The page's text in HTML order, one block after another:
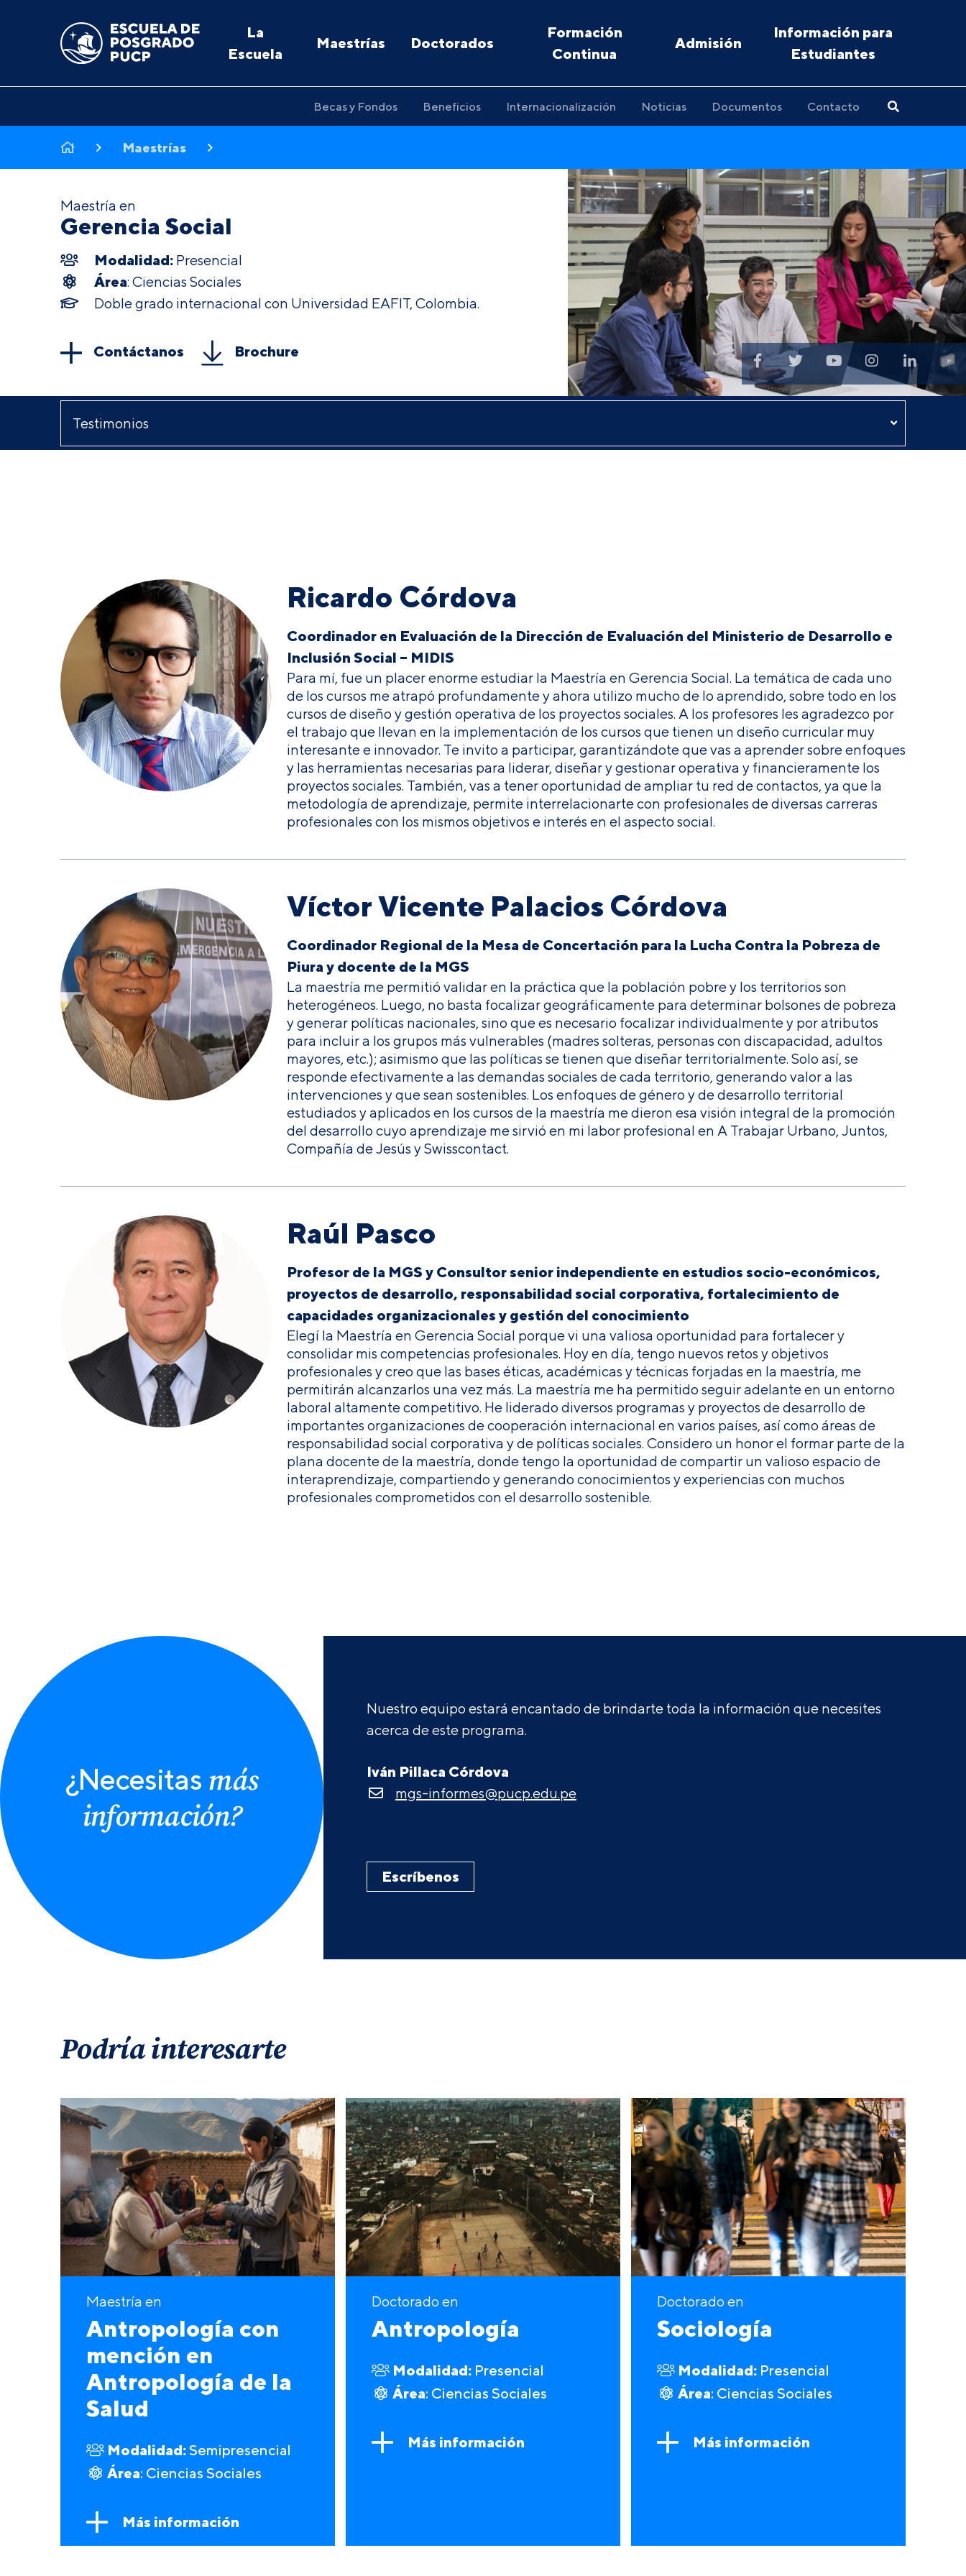
La
Escuela
Maestrías Doctorados
Formación
Continua
Admisión
Información para
Estudiantes
Becas y Fondos Beneficios Internacionalización Noticias Documentos Contacto
Maestrías
Maestría en
Gerencia Social
Modalidad: Presencial
Área: Ciencias Sociales
Doble grado internacional con Universidad EAFIT, Colombia.
Contáctanos Brochure
Ricardo Córdova
Coordinador en Evaluación de la Dirección de Evaluación del Ministerio de Desarrollo e
Inclusión Social – MIDIS
Para mí, fue un placer enorme estudiar la Maestría en Gerencia Social. La temática de cada uno
de los cursos me atrapó profundamente y ahora utilizo mucho de lo aprendido, sobre todo en los
cursos de diseño y gestión operativa de los proyectos sociales. A los profesores les agradezco por
el trabajo que llevan en la implementación de los cursos que tienen un diseño curricular muy
interesante e innovador. Te invito a participar, garantizándote que vas a aprender sobre enfoques
y las herramientas necesarias para liderar, diseñar y gestionar operativa y financieramente los
proyectos sociales. También, vas a tener oportunidad de ampliar tu red de contactos, ya que la
metodología de aprendizaje, permite interrelacionarte con profesionales de diversas carreras
profesionales con los mismos objetivos e interés en el aspecto social.
Víctor Vicente Palacios Córdova
Coordinador Regional de la Mesa de Concertación para la Lucha Contra la Pobreza de
Piura y docente de la MGS
La maestría me permitió validar en la práctica que la población pobre y los territorios son
heterogéneos. Luego, no basta focalizar geográficamente para determinar bolsones de pobreza
y generar políticas nacionales, sino que es necesario focalizar individualmente y por atributos
para incluir a los grupos más vulnerables (madres solteras, personas con discapacidad, adultos
mayores, etc.); asimismo que las políticas se tienen que diseñar territorialmente. Solo así, se
responde efectivamente a las demandas sociales de cada territorio, generando valor a las
intervenciones y que sean sostenibles. Los enfoques de género y de desarrollo territorial
estudiados y aplicados en los cursos de la maestría me dieron esa visión integral de la promoción
del desarrollo cuyo aprendizaje me sirvió en mi labor profesional en A Trabajar Urbano, Juntos,
Compañía de Jesús y Swisscontact.
Raúl Pasco
Profesor de la MGS y Consultor senior independiente en estudios socio-económicos,
proyectos de desarrollo, responsabilidad social corporativa, fortalecimiento de
capacidades organizacionales y gestión del conocimiento
Elegí la Maestría en Gerencia Social porque vi una valiosa oportunidad para fortalecer y
consolidar mis competencias profesionales. Hoy en día, tengo nuevos retos y objetivos
profesionales y creo que las bases éticas, académicas y técnicas forjadas en la maestría, me
permitirán alcanzarlos una vez más. La maestría me ha permitido seguir adelante en un entorno
laboral altamente competitivo. He liderado diversos programas y proyectos de desarrollo de
importantes organizaciones de cooperación internacional en varios países, así como áreas de
responsabilidad social corporativa y de políticas sociales. Considero un honor el formar parte de la
plana docente de la maestría, donde tengo la oportunidad de compartir un valioso espacio de
interaprendizaje, compartiendo y generando conocimientos y experiencias con muchos
profesionales comprometidos con el desarrollo sostenible.
¿Necesitas más
información?
Nuestro equipo estará encantado de brindarte toda la información que necesites
acerca de este programa.
Iván Pillaca Córdova
mgs-informes@pucp.edu.pe
Escríbenos
Podría interesarte
Maestría en
Antropología con
mención en
Antropología de la
Salud
Modalidad:Semipresencial
Área: Ciencias Sociales
Más información
Doctorado en
Antropología
Modalidad: Presencial
Área: Ciencias Sociales
Más información
Doctorado en
Sociología
Modalidad: Presencial
Área: Ciencias Sociales
Más información